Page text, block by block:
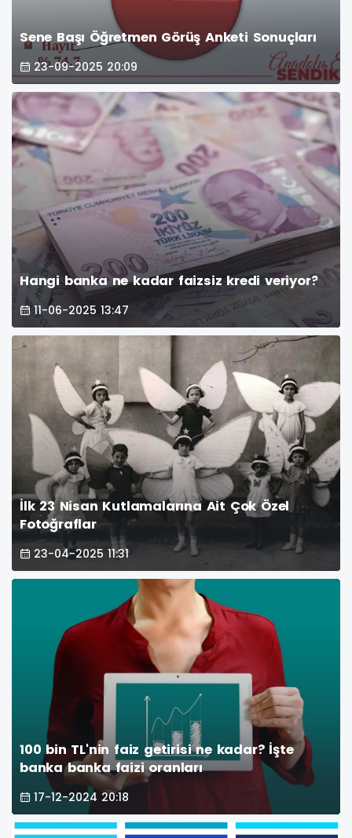
Sene Başı Öğretmen Görüş Anketi Sonuçları
23-09-2025 20:09
Hangi banka ne kadar faizsiz kredi veriyor?
11-06-2025 13:47
İlk 23 Nisan Kutlamalarına Ait Çok Özel
Fotoğraflar
23-04-2025 11:31
100 bin TL'nin faiz getirisi ne kadar? İşte
banka banka faizi oranları
17-12-2024 20:18